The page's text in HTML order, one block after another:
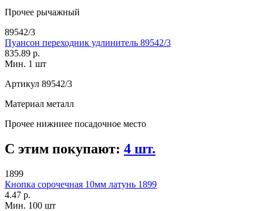
Прочее рычажный
89542/3
Пуансон переходник удлинитель 89542/3
835.89 р.
Мин. 1 шт
Артикул 89542/3
Материал металл
Прочее нижниее посадочное место
С этим покупают: 4 шт.
1899
Кнопка сорочечная 10мм латунь 1899
4.47 р.
Мин. 100 шт